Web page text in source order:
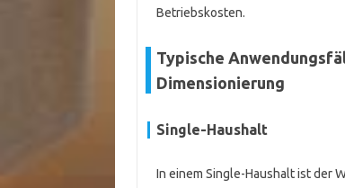
Betriebskosten.
Typische
Dimensionierung
Single-Haushalt
In einem Single-Haushalt ist der